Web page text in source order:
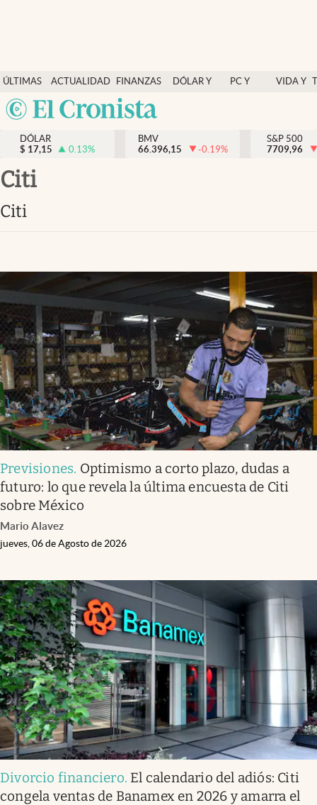
ÚLTIMAS
NOTICIAS
ACTUALIDAD
FINANZAS
Y
ECONOMÍA
DÓLAR Y
PC Y
VIDA Y
México
Actualidad
Finanzas y economía
Dólar y mercados
Opinión
Brand Strategy
Vida y estilo
Clima
Espiritualidad
Mediakit
abre en nueva pestaña
México
DÓLAR
$ 17,15 0.13%
BMV
66.396,15
-0.19%
S&P 500
7709,96
Citi
Citi
Previsiones. Optimismo a corto plazo, dudas a
futuro: lo que revela la última encuesta de Citi
sobre México
Mario Alavez
jueves, 06 de Agosto de 2026
Divorcio financiero. El calendario del adiós: Citi
congela ventas de Banamex en 2026 y amarra el